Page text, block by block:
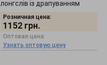
лонгслів із драпуванням
смарагдового кольору 584.4
Розничная цена:
1152 грн.
Оптовая цена:
Узнать оптовую цену